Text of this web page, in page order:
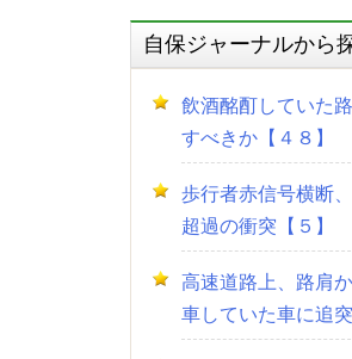
自保ジャーナルから
飲酒酩酊していた
すべきか【４８】
歩行者赤信号横断
超過の衝突【５】
高速道路上、路肩
車していた車に追突